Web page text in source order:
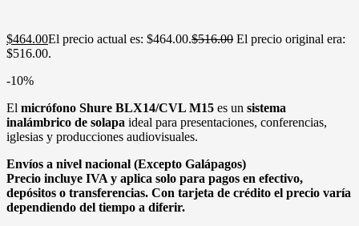
$464.00El precio actual es: $464.00.$516.00 El precio original era:
$516.00.
-10%
El micrófono Shure BLX14/CVL M15 es un sistema
inalámbrico de solapa ideal para presentaciones, conferencias,
iglesias y producciones audiovisuales.
Envíos a nivel nacional (Excepto Galápagos)
Precio incluye IVA y aplica solo para pagos en efectivo,
depósitos o transferencias. Con tarjeta de crédito el precio varía
dependiendo del tiempo a diferir.